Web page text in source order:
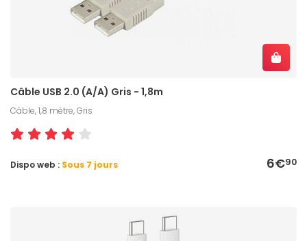
Câble USB 2.0 (A/A) Gris - 1,8m
Câble, 1,8 mètre, Gris
6€90
Dispo web : Sous 7 jours